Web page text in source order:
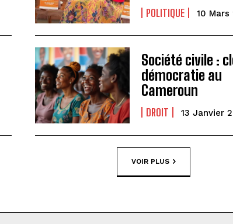
POLITIQUE 10 Mars
Société civile :
démocratie au
Cameroun
DROIT 13 Janvier
VOIR PLUS